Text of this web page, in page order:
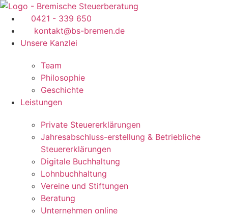
0421 - 339 650
kontakt@bs-bremen.de
Unsere Kanzlei
Team
Philosophie
Geschichte
Leistungen
Private Steuererklärungen
Jahresabschluss-erstellung & Betriebliche
Steuererklärungen
Digitale Buchhaltung
Lohnbuchhaltung
Vereine und Stiftungen
Beratung
Unternehmen online